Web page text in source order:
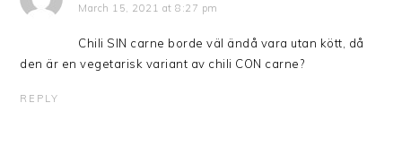
March 15, 2021 at 8:27 pm
Chili SIN carne borde väl ändå vara utan kött, då
den är en vegetarisk variant av chili CON carne?
REPLY